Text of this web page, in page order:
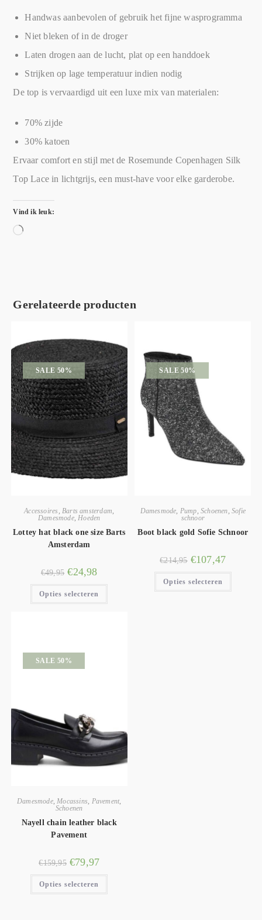
Handwas aanbevolen of gebruik het fijne wasprogramma
Niet bleken of in de droger
Laten drogen aan de lucht, plat op een handdoek
Strijken op lage temperatuur indien nodig
De top is vervaardigd uit een luxe mix van materialen:
70% zijde
30% katoen
Ervaar comfort en stijl met de Rosemunde Copenhagen Silk
Top Lace in lichtgrijs, een must-have voor elke garderobe.
Vind ik leuk:
Gerelateerde producten
SALE 50%
Accessoires , Barts amsterdam,
Damesmode,Hoeden
Lottey hat black one size Barts
Amsterdam
€49,95 €24,98
Opties selecteren
SALE 50%
Damesmode, Pump, Schoenen,Sofie
schnoor
Boot black gold Sofie Schnoor
€214,95 €107,47
Opties selecteren
SALE 50%
Damesmode,Mocassins, Pavement,
Schoenen
Nayell chain leather black
Pavement
€159,95 €79,97
Opties selecteren